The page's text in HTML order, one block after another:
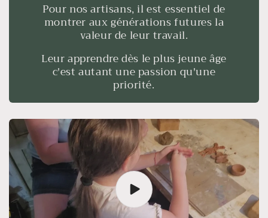
Pour nos artisans, il est essentiel de
montrer aux générations futures la
valeur de leur travail.
Leur apprendre dès le plus jeune âge
c'est autant une passion qu'une
priorité.